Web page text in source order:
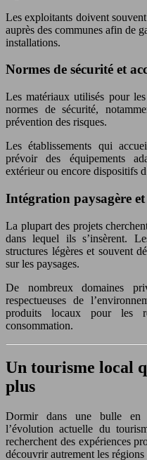
Les exploitants doivent
auprès des communes afin de
installations.
Normes de sécurité et
Les matériaux utilisés pour
normes de sécurité,
prévention des risques.
Les établissements qui
prévoir des équipements
extérieur ou encore dispositifs
Intégration paysagère
La plupart des projets
dans lequel ils s’insèrent.
structures légères et souvent
sur les paysages.
De nombreux domaines
respectueuses de
produits locaux pour les
consommation.
Un tourisme local
plus
Dormir dans une bulle en
l’évolution actuelle du
recherchent des expériences
découvrir autrement les régions